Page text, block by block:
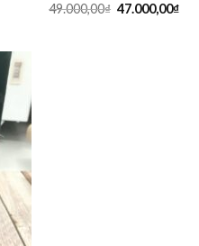
49.000,00₫ 47.000,00₫